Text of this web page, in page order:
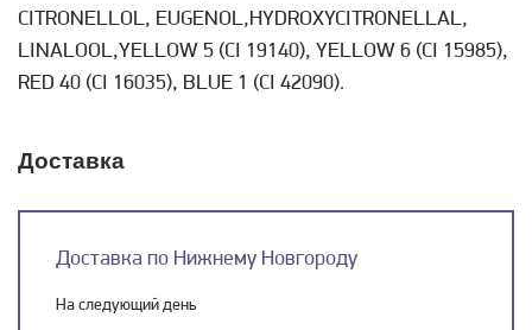
CITRONELLOL, EUGENOL,HYDROXYCITRONELLAL,
LINALOOL,YELLOW 5 (CI 19140), YELLOW 6 (CI 15985),
RED 40 (CI 16035), BLUE 1 (CI 42090).
Доставка
Доставка по Нижнему Новгороду
На следующий день